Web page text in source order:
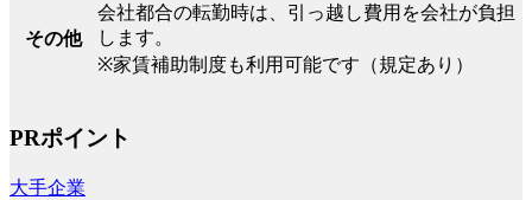
その他
会社都合の転勤時は、引っ越し費用を会社が負担
します。
※家賃補助制度も利用可能です（規定あり）
PRポイント
大手企業